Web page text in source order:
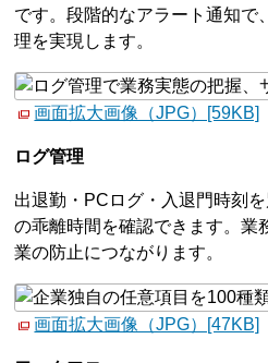
です。段階的なアラート通知で
理を実現します。
画面拡大画像（JPG）[59KB]
ログ管理
出退勤・PCログ・入退門時刻
の乖離時間を確認できます。業
業の防止につながります。
画面拡大画像（JPG）[47KB]